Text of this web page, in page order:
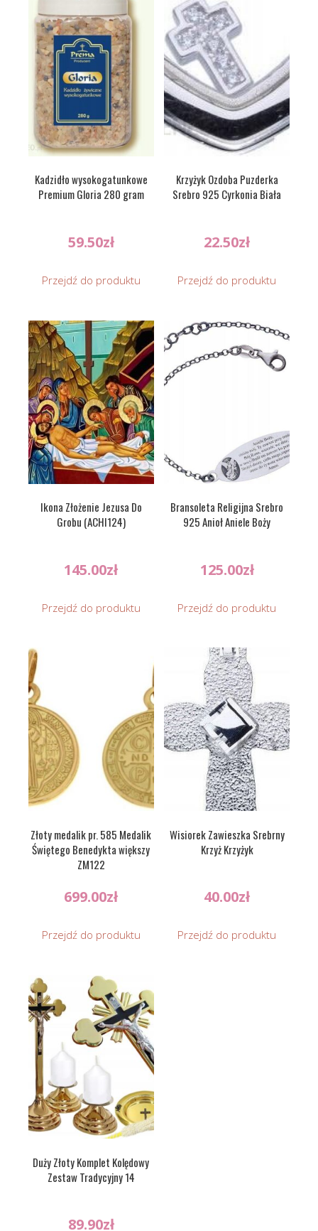
Kadzidło wysokogatunkowe
Premium Gloria 280 gram
59.50zł
Przejdź do produktu
Krzyżyk Ozdoba Puzderka
Srebro 925 Cyrkonia Biała
22.50zł
Przejdź do produktu
Ikona Złożenie Jezusa Do
Grobu (ACHI124)
145.00zł
Przejdź do produktu
Bransoleta Religijna Srebro
925 Anioł Aniele Boży
125.00zł
Przejdź do produktu
Złoty medalik pr. 585 Medalik
Świętego Benedykta większy
ZM122
699.00zł
Przejdź do produktu
Wisiorek Zawieszka Srebrny
Krzyż Krzyżyk
40.00zł
Przejdź do produktu
Duży Złoty Komplet Kolędowy
Zestaw Tradycyjny 14
89.90zł